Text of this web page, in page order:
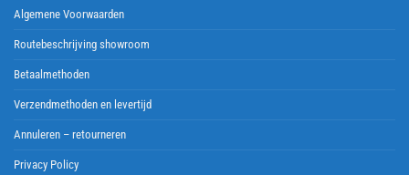
Algemene Voorwaarden
Routebeschrijving showroom
Betaalmethoden
Verzendmethoden en levertijd
Annuleren – retourneren
Privacy Policy